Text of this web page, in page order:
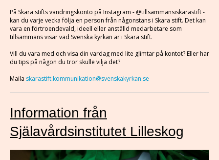
På Skara stifts vandringskonto på Instagram - @tillsammansiskarastift -
kan du varje vecka följa en person från någonstans i Skara stift. Det kan
vara en förtroendevald, ideell eller anställd medarbetare som
tillsammans visar vad Svenska kyrkan är i Skara stift.
Vill du vara med och visa din vardag med lite glimtar på kontot? Eller har
du tips på någon du tror skulle vilja det?
Maila skarastift.kommunikation@svenskakyrkan.se
Information från
Själavårdsinstitutet Lilleskog